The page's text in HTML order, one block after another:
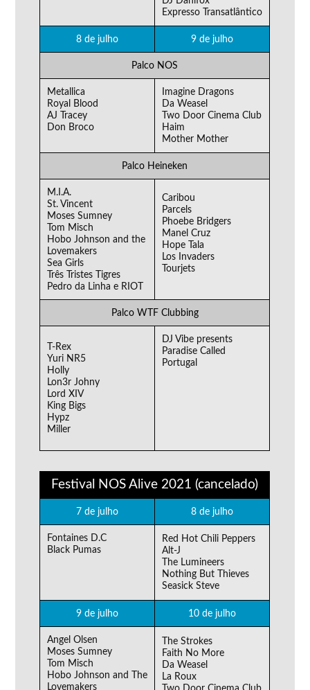
Expresso Transatlântico
8 de julho 9 de julho
Palco NOS
Metallica
Royal Blood
AJ Tracey
Don Broco
Imagine Dragons
Da Weasel
Two Door Cinema Club
Haim
Mother Mother
Palco Heineken
M.I.A.
St. Vincent
Moses Sumney
Tom Misch
Hobo Johnson and the
Lovemakers
Sea Girls
Três Tristes Tigres
Pedro da Linha e RIOT
Caribou
Parcels
Phoebe Bridgers
Manel Cruz
Hope Tala
Los Invaders
Tourjets
Palco WTF Clubbing
T-Rex
Yuri NR5
Holly
Lon3r Johny
Lord XIV
King Bigs
Hypz
Miller
DJ Vibe presents
Paradise Called
Portugal
Festival NOS Alive 2021 (cancelado)
7 de julho 8 de julho
Fontaines D.C
Black Pumas
Red Hot Chili Peppers
Alt-J
The Lumineers
Nothing But Thieves
Seasick Steve
9 de julho 10 de julho
Angel Olsen
Moses Sumney
Tom Misch
Hobo Johnson and The
Lovemakers
The Strokes
Faith No More
Da Weasel
La Roux